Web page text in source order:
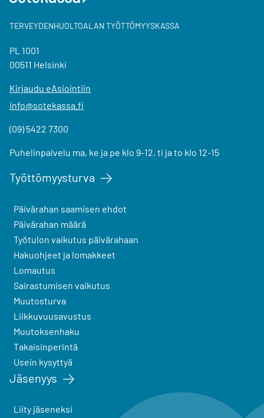
TERVEYDENHUOLTOALAN TYÖTTÖMYYSKASSA
PL 1001
00511 Helsinki
Kirjaudu eAsiointiin
info@sotekassa.fi
(09) 5422 7300
Puhelinpalvelu ma, ke ja pe klo 9-12, ti ja to klo 12-15
Työttömyysturva
Päivärahan saamisen ehdot
Päivärahan määrä
Työtulon vaikutus päivärahaan
Hakuohjeet ja lomakkeet
Lomautus
Sairastumisen vaikutus
Muutosturva
Liikkuvuusavustus
Muutoksenhaku
Takaisinperintä
Usein kysyttyä
Jäsenyys
Liity jäseneksi